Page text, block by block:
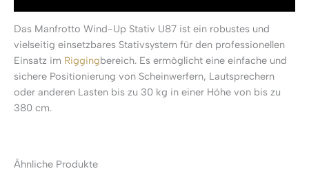
Das Manfrotto Wind-Up Stativ U87 ist ein robustes und
vielseitig einsetzbares Stativsystem für den professionellen
Einsatz im Riggingbereich. Es ermöglicht eine einfache und
sichere Positionierung von Scheinwerfern, Lautsprechern
oder anderen Lasten bis zu 30 kg in einer Höhe von bis zu
380 cm.
Ähnliche Produkte